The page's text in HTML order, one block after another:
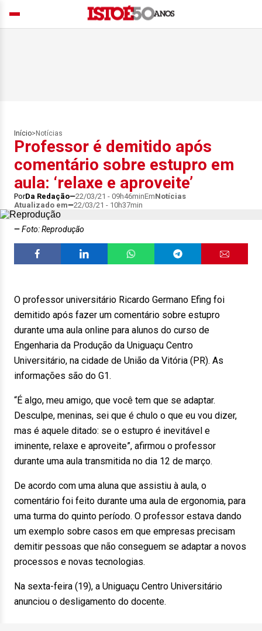
Início> Notícias
Professor é demitido após
comentário sobre estupro em
aula: ‘relaxe e aproveite’
PorDa Redação 22/03/21 - 09h46minEmNotícias
Atualizado em
22/03/21 - 10h37min
Foto: Reprodução
O professor universitário Ricardo Germano Efing foi
demitido após fazer um comentário sobre estupro
durante uma aula online para alunos do curso de
Engenharia da Produção da Uniguaçu Centro
Universitário, na cidade de União da Vitória (PR). As
informações são do G1.
“É algo, meu amigo, que você tem que se adaptar.
Desculpe, meninas, sei que é chulo o que eu vou dizer,
mas é aquele ditado: se o estupro é inevitável e
iminente, relaxe e aproveite”, afirmou o professor
durante uma aula transmitida no dia 12 de março.
De acordo com uma aluna que assistiu à aula, o
comentário foi feito durante uma aula de ergonomia, para
uma turma do quinto período. O professor estava dando
um exemplo sobre casos em que empresas precisam
demitir pessoas que não conseguem se adaptar a novos
processos e novas tecnologias.
Na sexta-feira (19), a Uniguaçu Centro Universitário
anunciou o desligamento do docente.